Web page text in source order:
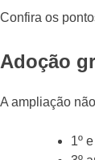
Confira os
Adoção
A ampliação
1º